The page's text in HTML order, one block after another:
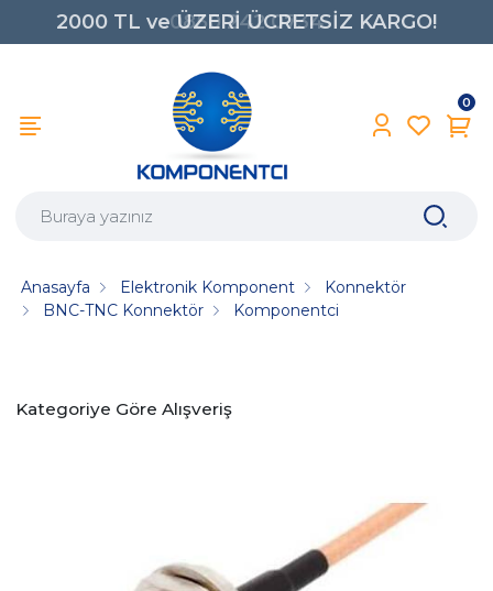
2000 TL ve ÜZERİ ÜCRETSİZ KARGO!
0850 242 0734
0
Anasayfa Elektronik Komponent
Konnektör
BNC-TNC Konnektör
Komponentci
Kategoriye Göre Alışveriş